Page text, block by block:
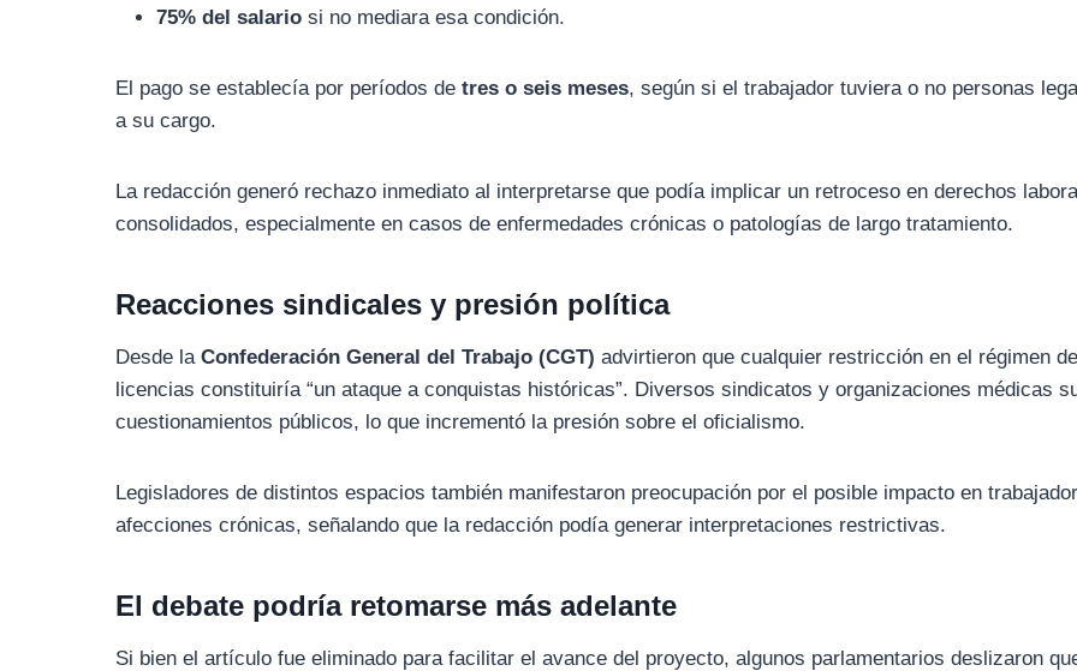
75% del salario si no mediara esa condición.
El pago se establecía por períodos detres o seis meses, según si el trabajador tuviera o no personas
a su cargo.
La redacción generó rechazo inmediato al interpretarse que podía implicar un retroceso en derechos
consolidados, especialmente en casos de enfermedades crónicas o patologías de largo tratamiento.
Reacciones sindicales y presión política
Desde laConfederación General del Trabajo (CGT) advirtieron que cualquier restricción en el régimen
licencias constituiría “un ataque a conquistas históricas”. Diversos sindicatos y organizaciones médicas
cuestionamientos públicos, lo que incrementó la presión sobre el oficialismo.
Legisladores de distintos espacios también manifestaron preocupación por el posible impacto en
afecciones crónicas, señalando que la redacción podía generar interpretaciones restrictivas.
El debate podría retomarse más adelante
Si bien el artículo fue eliminado para facilitar el avance del proyecto, algunos parlamentarios deslizaron